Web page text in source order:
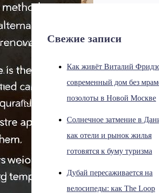
Свежие записи
Как живёт Виталий
современный дом без
позолоты в Новой Москве
Солнечное затмение в
как отели и рынок жилья
готовятся к буму туризма
Дубай пересаживается на
велосипеды: как The Loop